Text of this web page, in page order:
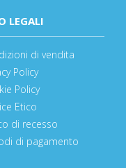
LEGALI
di vendita
Policy
Policy
Etico
di recesso
di pagamento